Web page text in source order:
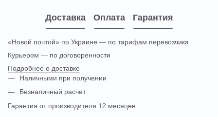
Доставка Оплата Гарантия
«Новой почтой» по Украине — по тарифам перевозчика
Курьером — по договоренности
Подробнее о доставке
Наличными при получении
Безналичный расчет
Гарантия от производителя 12 месяцев